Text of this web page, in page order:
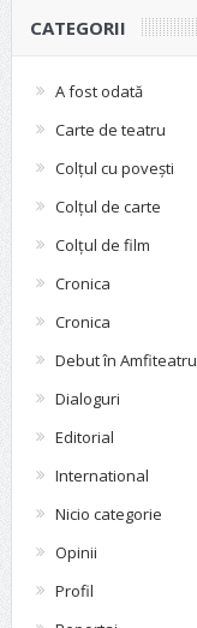
CATEGORII
A fost odată
Carte de teatru
Colțul cu povești
Colțul de carte
Colțul de film
Cronica
Cronica
Debut în Amfiteatru
Dialoguri
Editorial
International
Nicio categorie
Opinii
Profil